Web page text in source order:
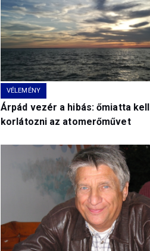
VÉLEMÉNY
Árpád vezér a hibás: őmiatta kell
korlátozni az atomerőművet